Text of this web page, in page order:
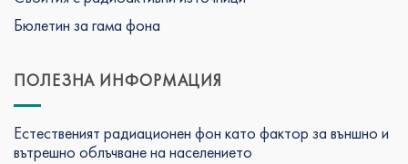
Бюлетин за гама фона
ПОЛЕЗНА ИНФОРМАЦИЯ
Естественият радиационен фон като фактор за външно и
вътрешно облъчване на населението